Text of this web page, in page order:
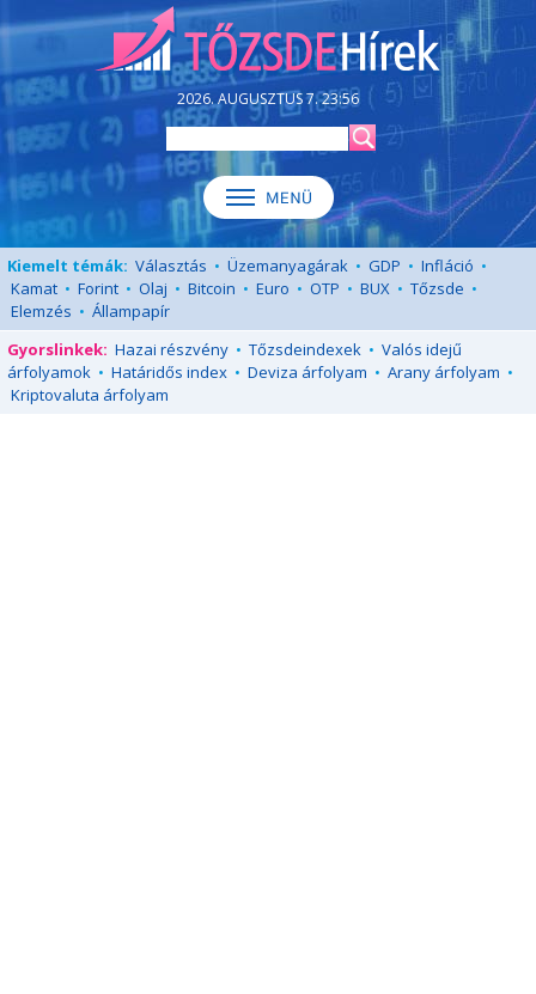
2026. AUGUSZTUS 7. 23:56
Kiemelt témák: Választás • Üzemanyagárak • GDP • Infláció •
Kamat • Forint • Olaj • Bitcoin • Euro • OTP • BUX • Tőzsde •
Elemzés • Állampapír
Gyorslinkek: Hazai részvény • Tőzsdeindexek • Valós idejű
árfolyamok • Határidős index • Deviza árfolyam • Arany árfolyam •
Kriptovaluta árfolyam